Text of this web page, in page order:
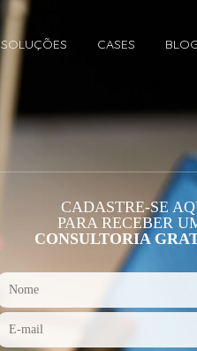
SOLUÇÕES CASES BLOG
CADASTRE-SE
PARA RECEBER
CONSULTORIA